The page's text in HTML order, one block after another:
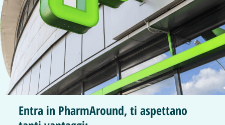
Entra in PharmAround, ti aspettano